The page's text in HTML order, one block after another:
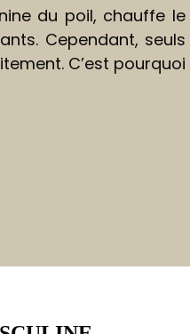
du poil, chauffe le
Cependant, seuls
C’est pourquoi